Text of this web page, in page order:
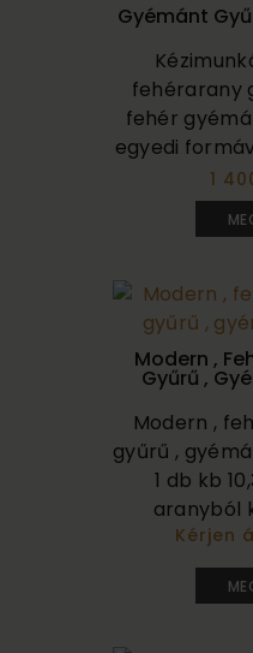
Gyémánt
fehérarany
fehér
egyedi
1
Modern ,
Gyűrű ,
Modern ,
gyűrű ,
1 db kb
aranyból
Kérjen